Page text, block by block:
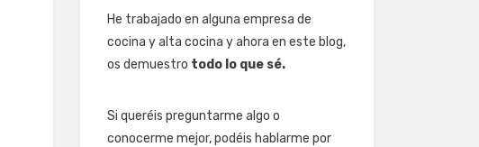
He trabajado en alguna empresa de
cocina y alta cocina y ahora en este blog,
os demuestro todo lo que sé.
Si queréis preguntarme algo o
conocerme mejor, podéis hablarme por